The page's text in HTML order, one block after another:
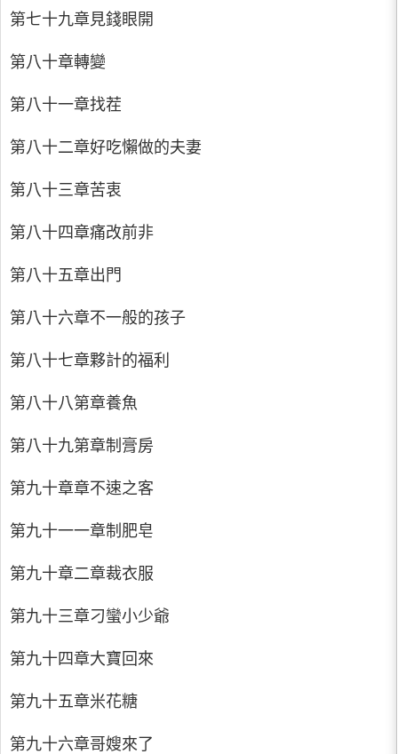
第七十九章見錢眼開
第八十章轉變
第八十一章找茬
第八十二章好吃懶做的夫妻
第八十三章苦衷
第八十四章痛改前非
第八十五章出門
第八十六章不一般的孩子
第八十七章夥計的福利
第八十八第章養魚
第八十九第章制膏房
第九十章章不速之客
第九十一一章制肥皂
第九十章二章裁衣服
第九十三章刁蠻小少爺
第九十四章大寶回來
第九十五章米花糖
第九十六章哥嫂來了